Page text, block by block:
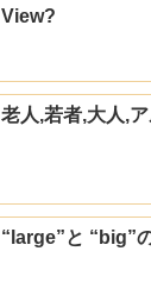
View?
老人,若者,大人,
“large”と “big”